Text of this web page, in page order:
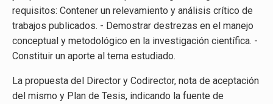
requisitos: Contener un relevamiento y análisis crítico de
trabajos publicados. - Demostrar destrezas en el manejo
conceptual y metodológico en la investigación científica. -
Constituir un aporte al tema estudiado.
La propuesta del Director y Codirector, nota de aceptación
del mismo y Plan de Tesis, indicando la fuente de